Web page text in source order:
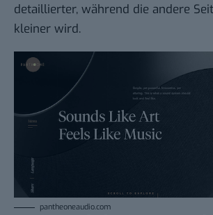
detaillierter, während die andere
kleiner wird.
pantheoneaudio.com